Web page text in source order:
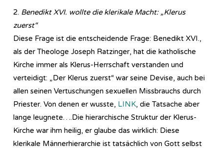
2. Benedikt XVI. wollte die klerikale Macht: „Klerus
zuerst“
Diese Frage ist die entscheidende Frage: Benedikt XVI.,
als der Theologe Joseph Ratzinger, hat die katholische
Kirche immer als Klerus-Herrschaft verstanden und
verteidigt: „Der Klerus zuerst“ war seine Devise, auch bei
allen seinen Vertuschungen sexuellen Missbrauchs durch
Priester. Von denen er wusste, LINK, die Tatsache aber
lange leugnete….Die hierarchische Struktur der Klerus-
Kirche war ihm heilig, er glaube das wirklich: Diese
klerikale Männerhierarchie ist tatsächlich von Gott selbst